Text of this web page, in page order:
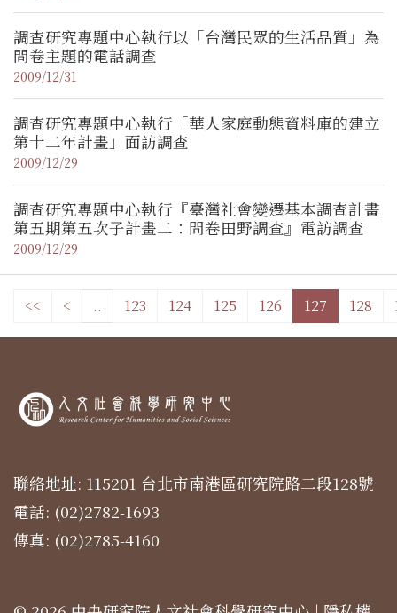
調查研究專題中心執行以「台灣民眾的生活品質」為
問卷主題的電話調查
2009/12/31
調查研究專題中心執行「華人家庭動態資料庫的建立
第十二年計畫」面訪調查
2009/12/29
調查研究專題中心執行『臺灣社會變遷基本調查計畫
第五期第五次子計畫二：問卷田野調查』電訪調查
2009/12/29
<< < .. 123 124 125 126 127 128
聯絡地址: 115201 台北市南港區研究院路二段128號
電話: (02)2782-1693
傳真: (02)2785-4160